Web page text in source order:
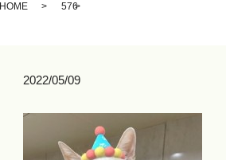
HOME 576
2022/05/09